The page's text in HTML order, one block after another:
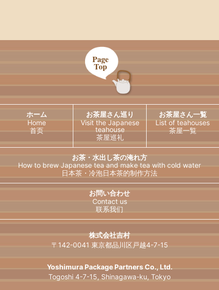
ホーム
Home
首页
お茶屋さん巡り
Visit the Japanese
teahouse
茶屋巡礼
お茶屋さん一覧
List of teahouses
茶屋一覧
お茶・水出し茶の淹れ方
How to brew Japanese tea and make tea with cold water
日本茶・冷泡日本茶的制作方法
Français Deutsch
Italiano
お問い合わせ
Contact us
联系我们
Page
Top
株式会社吉村
〒142-0041 東京都品川区戸越4-7-15
Yoshimura Package Partners Co., Ltd.
Togoshi 4-7-15, Shinagawa-ku, Tokyo